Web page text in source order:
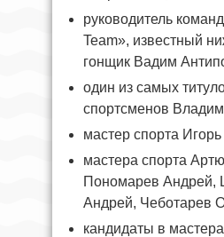
руководитель
Team», известный
гонщик Вадим
один из самых
спортсменов
мастер спорта
мастера спорта
Пономарев Андрей,
Андрей, Чеботарев
кандидаты в